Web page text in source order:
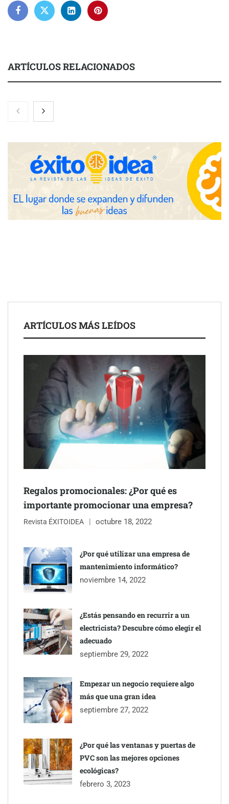
ARTÍCULOS RELACIONADOS
Nicols presenta seis modelos de anillos de compromiso para el
eclipse solar del 12 de agosto
Zoomex mejora su Strategy Center con herramientas
avanzadas para trading estratégico
COMPALISS de LYSOTRIC: cuando un solo producto multiplica
las posibilidades del salón profesional
Schaeffler mejora su rentabilidad en el primer semestre de 2026
NOVA: innovación y diseño que transforman espacios de la
mano de Tormo Franquicias
ARTÍCULOS MÁS LEÍDOS
Regalos promocionales: ¿Por qué es
importante promocionar una empresa?
Revista ÉXITOIDEA octubre 18, 2022
¿Por qué utilizar una empresa de
mantenimiento informático?
noviembre 14, 2022
¿Estás pensando en recurrir a un
electricista? Descubre cómo elegir el
adecuado
septiembre 29, 2022
Empezar un negocio requiere algo
más que una gran idea
septiembre 27, 2022
¿Por qué las ventanas y puertas de
PVC son las mejores opciones
ecológicas?
febrero 3, 2023